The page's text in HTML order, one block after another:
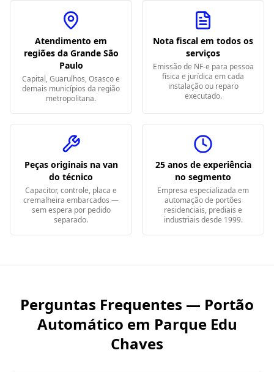
Atendimento em
regiões da Grande São
Paulo
Capital, Guarulhos, Osasco e
demais municípios da região
metropolitana.
Nota fiscal em todos os
serviços
Emissão de NF-e para pessoa
física e jurídica em cada
instalação ou reparo
executado.
Peças originais na van
do técnico
Capacitor, controle, placa e
cremalheira embarcados —
sem espera por pedido
separado.
25 anos de experiência
no segmento
Empresa especializada em
automação de portões
residenciais, prediais e
industriais desde 1999.
Perguntas Frequentes — Portão
Automático em Parque Edu
Chaves